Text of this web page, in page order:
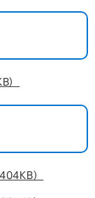
）
）